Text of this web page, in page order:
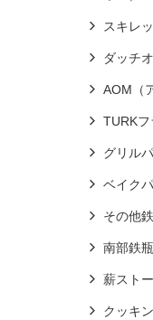
スキレ
ダッチ
AOM（
TURK
グリル
ベイク
その他
南部鉄瓶
薪スト
クッキ